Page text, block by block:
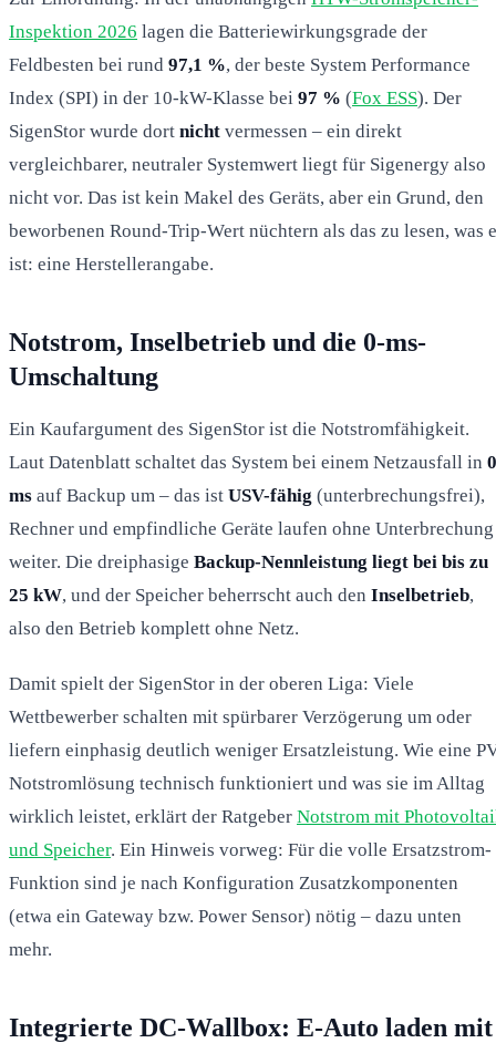
Inspektion 2026 lagen die Batteriewirkungsgrade der
Feldbesten bei rund 97,1 %, der beste System Performance
Index (SPI) in der 10-kW-Klasse bei 97 % (Fox ESS). Der
SigenStor wurde dort nicht vermessen – ein direkt
vergleichbarer, neutraler Systemwert liegt für Sigenergy also
nicht vor. Das ist kein Makel des Geräts, aber ein Grund, den
beworbenen Round-Trip-Wert nüchtern als das zu lesen, was
ist: eine Herstellerangabe.
Notstrom, Inselbetrieb und die 0-ms-
Umschaltung
Ein Kaufargument des SigenStor ist die Notstromfähigkeit.
Laut Datenblatt schaltet das System bei einem Netzausfall in 0
ms auf Backup um – das ist USV-fähig (unterbrechungsfrei),
Rechner und empfindliche Geräte laufen ohne Unterbrechung
weiter. Die dreiphasige Backup-Nennleistung liegt bei bis zu
25 kW, und der Speicher beherrscht auch den Inselbetrieb,
also den Betrieb komplett ohne Netz.
Damit spielt der SigenStor in der oberen Liga: Viele
Wettbewerber schalten mit spürbarer Verzögerung um oder
liefern einphasig deutlich weniger Ersatzleistung. Wie eine
Notstromlösung technisch funktioniert und was sie im Alltag
wirklich leistet, erklärt der Ratgeber Notstrom mit
und Speicher. Ein Hinweis vorweg: Für die volle Ersatzstrom-
Funktion sind je nach Konfiguration Zusatzkomponenten
(etwa ein Gateway bzw. Power Sensor) nötig – dazu unten
mehr.
Integrierte DC-Wallbox: E-Auto laden mit